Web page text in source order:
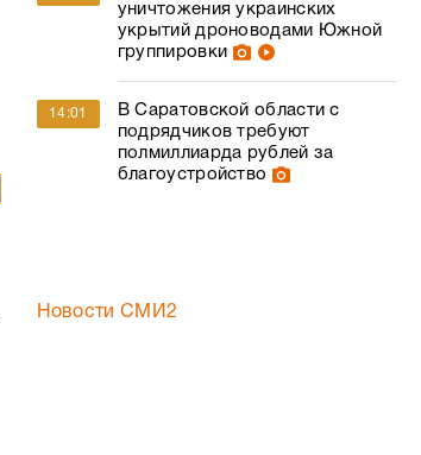
уничтожения украинских
укрытий дроноводами Южной
группировки
14:01
В Саратовской области с
подрядчиков требуют
полмиллиарда рублей за
благоустройство
Новости СМИ2